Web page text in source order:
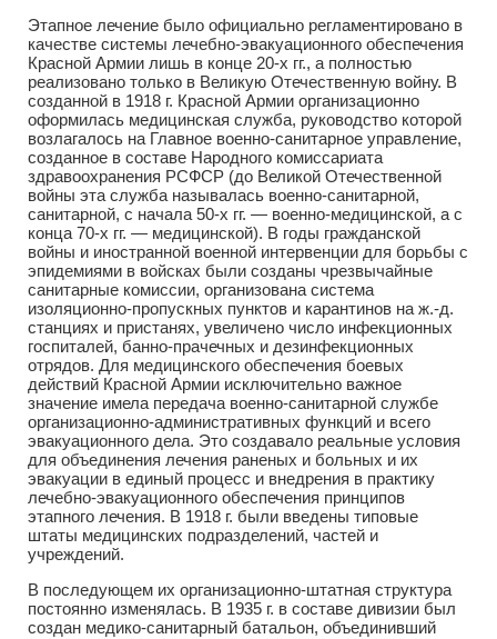
Этапное лечение было официально регламентировано в
качестве системы лечебно-эвакуационного обеспечения
Красной Армии лишь в конце 20-х гг., а полностью
реализовано только в Великую Отечественную войну. В
созданной в 1918 г. Красной Армии организационно
оформилась медицинская служба, руководство которой
возлагалось на Главное военно-санитарное управление,
созданное в составе Народного комиссариата
здравоохранения РСФСР (до Великой Отечественной
войны эта служба называлась военно-санитарной,
санитарной, с начала 50-х гг. — военно-медицинской, а с
конца 70-х гг. — медицинской). В годы гражданской
войны и иностранной военной интервенции для борьбы с
эпидемиями в войсках были созданы чрезвычайные
санитарные комиссии, организована система
изоляционно-пропускных пунктов и карантинов на ж.-д.
станциях и пристанях, увеличено число инфекционных
госпиталей, банно-прачечных и дезинфекционных
отрядов. Для медицинского обеспечения боевых
действий Красной Армии исключительно важное
значение имела передача военно-санитарной службе
организационно-административных функций и всего
эвакуационного дела. Это создавало реальные условия
для объединения лечения раненых и больных и их
эвакуации в единый процесс и внедрения в практику
лечебно-эвакуационного обеспечения принципов
этапного лечения. В 1918 г. были введены типовые
штаты медицинских подразделений, частей и
учреждений.
В последующем их организационно-штатная структура
постоянно изменялась. В 1935 г. в составе дивизии был
создан медико-санитарный батальон, объединивший